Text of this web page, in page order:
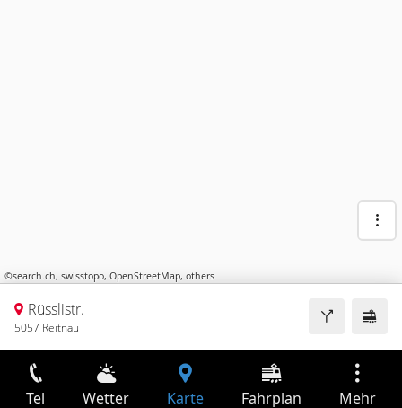
©search.ch, swisstopo, OpenStreetMap, others
Rüsslistr.
5057 Reitnau
Tel Wetter Karte Fahrplan Mehr